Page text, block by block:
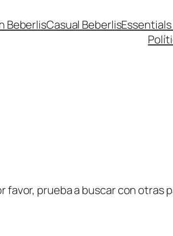
BeberlisCasual Beberlis
favor, prueba a buscar con otras